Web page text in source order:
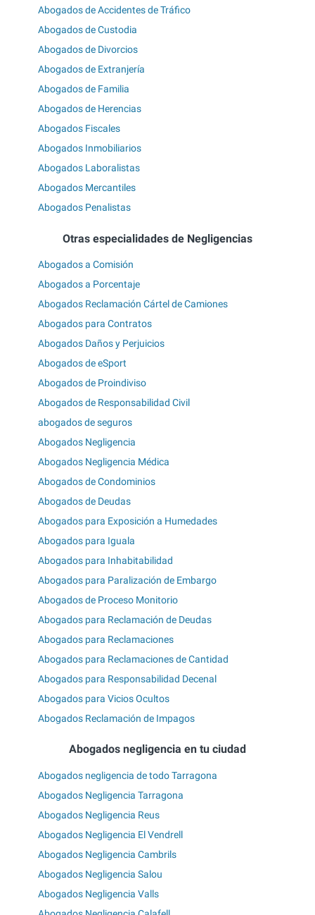
Abogados de Accidentes de Tráfico
Abogados de Custodia
Abogados de Divorcios
Abogados de Extranjería
Abogados de Familia
Abogados de Herencias
Abogados Fiscales
Abogados Inmobiliarios
Abogados Laboralistas
Abogados Mercantiles
Abogados Penalistas
Otras especialidades de Negligencias
Abogados a Comisión
Abogados a Porcentaje
Abogados Reclamación Cártel de Camiones
Abogados para Contratos
Abogados Daños y Perjuicios
Abogados de eSport
Abogados de Proindiviso
Abogados de Responsabilidad Civil
abogados de seguros
Abogados Negligencia
Abogados Negligencia Médica
Abogados de Condominios
Abogados de Deudas
Abogados para Exposición a Humedades
Abogados para Iguala
Abogados para Inhabitabilidad
Abogados para Paralización de Embargo
Abogados de Proceso Monitorio
Abogados para Reclamación de Deudas
Abogados para Reclamaciones
Abogados para Reclamaciones de Cantidad
Abogados para Responsabilidad Decenal
Abogados para Vicios Ocultos
Abogados Reclamación de Impagos
Abogados negligencia en tu ciudad
Abogados negligencia de todo Tarragona
Abogados Negligencia Tarragona
Abogados Negligencia Reus
Abogados Negligencia El Vendrell
Abogados Negligencia Cambrils
Abogados Negligencia Salou
Abogados Negligencia Valls